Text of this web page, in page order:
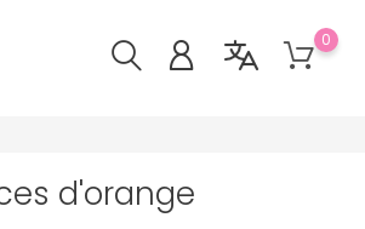
0
d'orange